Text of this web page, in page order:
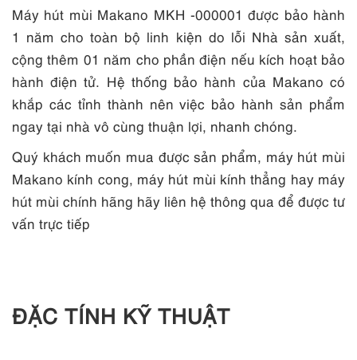
Máy hút mùi Makano MKH -000001 được bảo hành
1 năm cho toàn bộ linh kiện do lỗi Nhà sản xuất,
cộng thêm 01 năm cho phần điện nếu kích hoạt bảo
hành điện tử. Hệ thống bảo hành của Makano có
khắp các tỉnh thành nên việc bảo hành sản phẩm
ngay tại nhà vô cùng thuận lợi, nhanh chóng.
Quý khách muốn mua được sản phẩm, máy hút mùi
Makano kính cong, máy hút mùi kính thẳng hay máy
hút mùi chính hãng hãy liên hệ thông qua để được tư
vấn trực tiếp
ĐẶC TÍNH KỸ THUẬT